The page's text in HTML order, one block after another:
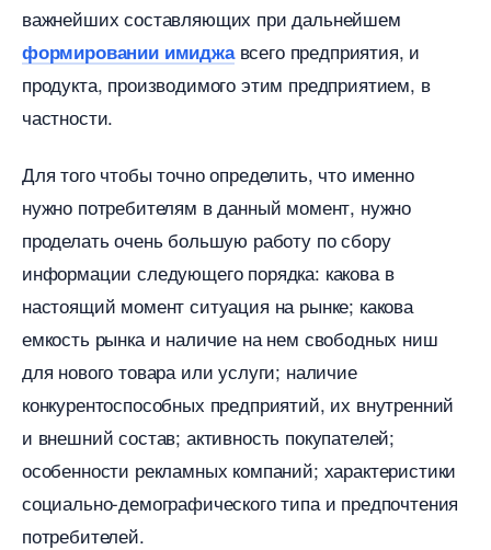
ажнейших составляющих при дальнейшем
формировании имиджасего предприятия, и
продукта, производимого этим предприятием,
частности.
Для того чтобы точно определить, что именно
нужно потребителям в данный момент, нужно
проделать очень большую работу по сбору
информации следующего порядка: какова
настоящий момент ситуация на рынке; какова
емкость рынка и наличие на нем свободных ниш
для нового товара или услуги; наличие
конкурентоспособных предприятий, их внутренний
и внешний состав; активность покупателей;
особенности рекламных компаний; характеристики
социально-демографического типа и предпочтения
потребителей.